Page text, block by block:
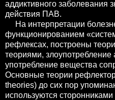
аддиктивного заболевания
действия ПАВ.
На интерпретации
функционированием
рефлексах, построены
теориями,
употребление вещества
Основные теории
theories) до сих пор
используются